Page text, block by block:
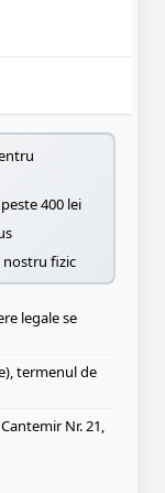
400 lei
fizic
legale se
termenul de
Nr. 21,